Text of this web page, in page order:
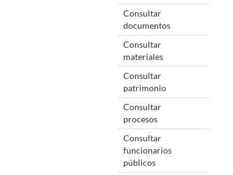
Consultar
documentos
Consultar
materiales
Consultar
patrimonio
Consultar
procesos
Consultar
funcionarios
públicos